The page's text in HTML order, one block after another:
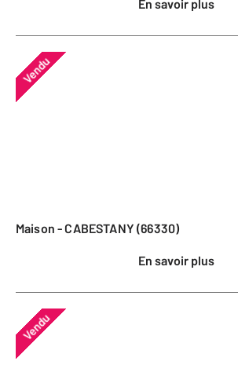
En savoir plus
Vendu
Maison - CABESTANY (66330)
En savoir plus
Vendu